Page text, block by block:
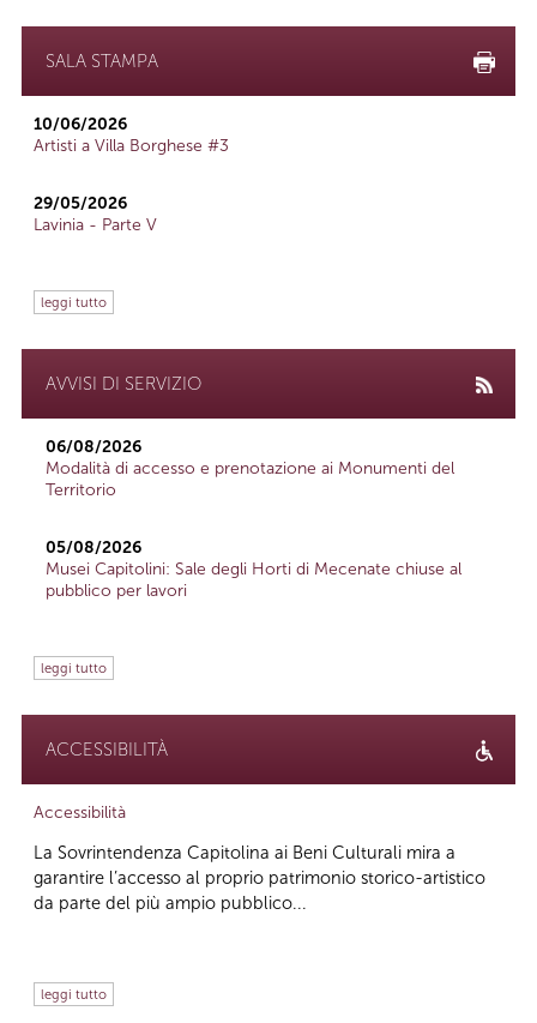
SALA STAMPA
10/06/2026
Artisti a Villa Borghese #3
29/05/2026
Lavinia - Parte V
leggi tutto
AVVISI DI SERVIZIO
06/08/2026
Modalità di accesso e prenotazione ai Monumenti del
Territorio
05/08/2026
Musei Capitolini: Sale degli Horti di Mecenate chiuse al
pubblico per lavori
leggi tutto
ACCESSIBILITÀ
Accessibilità
La Sovrintendenza Capitolina ai Beni Culturali mira a
garantire l’accesso al proprio patrimonio storico-artistico
da parte del più ampio pubblico...
leggi tutto